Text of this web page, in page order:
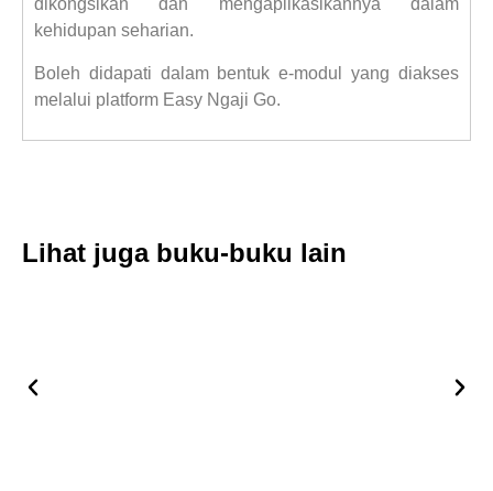
dikongsikan dan mengaplikasikannya dalam
kehidupan seharian.
Boleh didapati dalam bentuk e-modul yang diakses
melalui platform Easy Ngaji Go.
Lihat juga buku-buku lain